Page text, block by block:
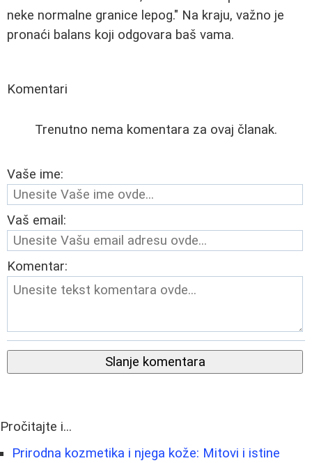
neke normalne granice lepog." Na kraju, važno je
pronaći balans koji odgovara baš vama.
Komentari
Trenutno nema komentara za ovaj članak.
Vaše ime:
Vaš email:
Komentar:
Slanje komentara
Pročitajte i...
Prirodna kozmetika i njega kože: Mitovi i istine